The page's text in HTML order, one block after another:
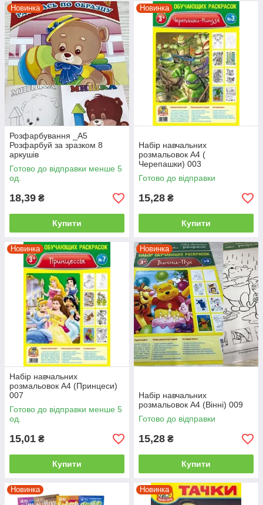
Новинка
Розфарбування _А5
Розфарбуй за зразком 8
аркушів
Готово до відправки менше 5
од.
18,39 ₴
Купити
Новинка
Набір навчальних
розмальовок А4 (
Черепашки) 003
Готово до відправки
15,28 ₴
Купити
Новинка
Набір навчальних
розмальовок А4 (Принцеси)
007
Готово до відправки менше 5
од.
15,01 ₴
Купити
Новинка
Набір навчальних
розмальовок А4 (Вінні) 009
Готово до відправки
15,28 ₴
Купити
Новинка Новинка